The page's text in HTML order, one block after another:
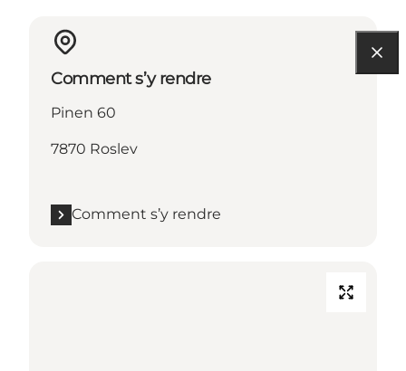
Comment s’y rendre
Pinen 60
7870 Roslev
Comment s’y rendre